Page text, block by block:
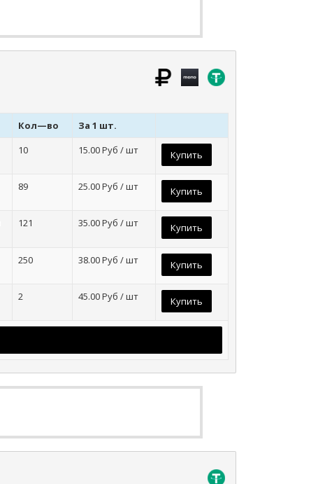
Кол—во
За 1 шт.
10 15.00Руб / шт Купить
89 25.00Руб / шт Купить
121 35.00Руб / шт Купить
250 38.00Руб / шт Купить
2 45.00Руб / шт Купить